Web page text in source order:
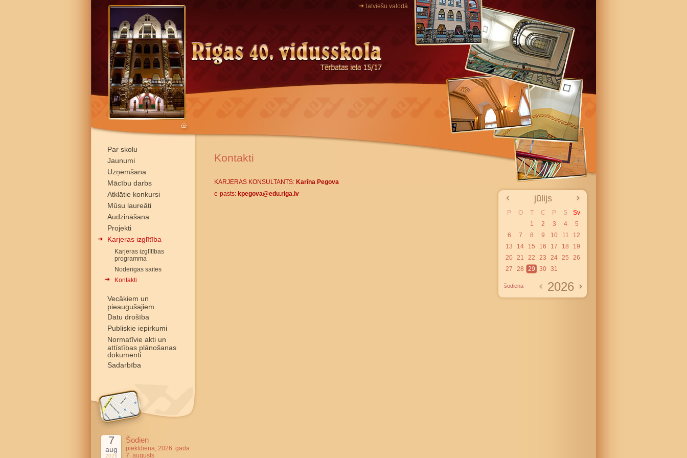
latviešu valodā
Par skolu
Jaunumi
Uzņemšana
Mācību darbs
Atklātie konkursi
Mūsu laureāti
Audzināšana
Projekti
Karjeras izglītība
Karjeras izglītības
programma
Noderīgas saites
Kontakti
Vecākiem un
pieaugušajiem
Datu drošība
Publiskie iepirkumi
Normatīvie akti un
attīstības plānošanas
dokumenti
Sadarbība
7
aug
2026
Šodien
piektdiena, 2026. gada
7. augusts
Kontakti
KARJERAS KONSULTANTS: Karīna Pegova
e-pasts: kpegova@edu.riga.lv jūlijs
P O T C P S
Sv
1
2 3 4
5
6
7 8 9 10 11
12
13
14 15 16 17 18
19
20 21 22 23 24 25
26
27
28 29 30 31
šodiena 2026